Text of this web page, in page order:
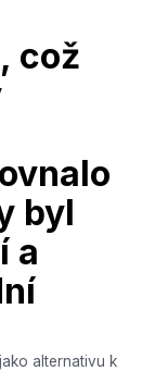
což
byl
a
alternativu k